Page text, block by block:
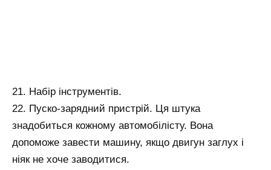
21. Набір інструментів.
22. Пуско-зарядний пристрій. Ця штука
знадобиться кожному автомобілісту. Вона
допоможе завести машину, якщо двигун заглух і
ніяк не хоче заводитися.